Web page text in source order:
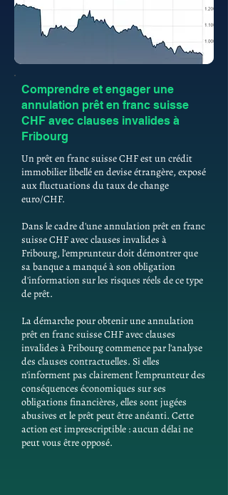
Comprendre et engager une
annulation prêt en franc suisse
CHF avec clauses invalides à
Fribourg
Un prêt en franc suisse CHF est un crédit
immobilier libellé en devise étrangère, exposé
aux fluctuations du taux de change
euro/CHF.
Dans le cadre d'une annulation prêt en franc
suisse CHF avec clauses invalides à
Fribourg, l'emprunteur doit démontrer que
sa banque a manqué à son obligation
d'information sur les risques réels de ce type
de prêt.
La démarche pour obtenir une annulation
prêt en franc suisse CHF avec clauses
invalides à Fribourg commence par l'analyse
des clauses contractuelles. Si elles
n'informent pas clairement l'emprunteur des
conséquences économiques sur ses
obligations financières, elles sont jugées
abusives et le prêt peut être anéanti. Cette
action est imprescriptible : aucun délai ne
peut vous être opposé.